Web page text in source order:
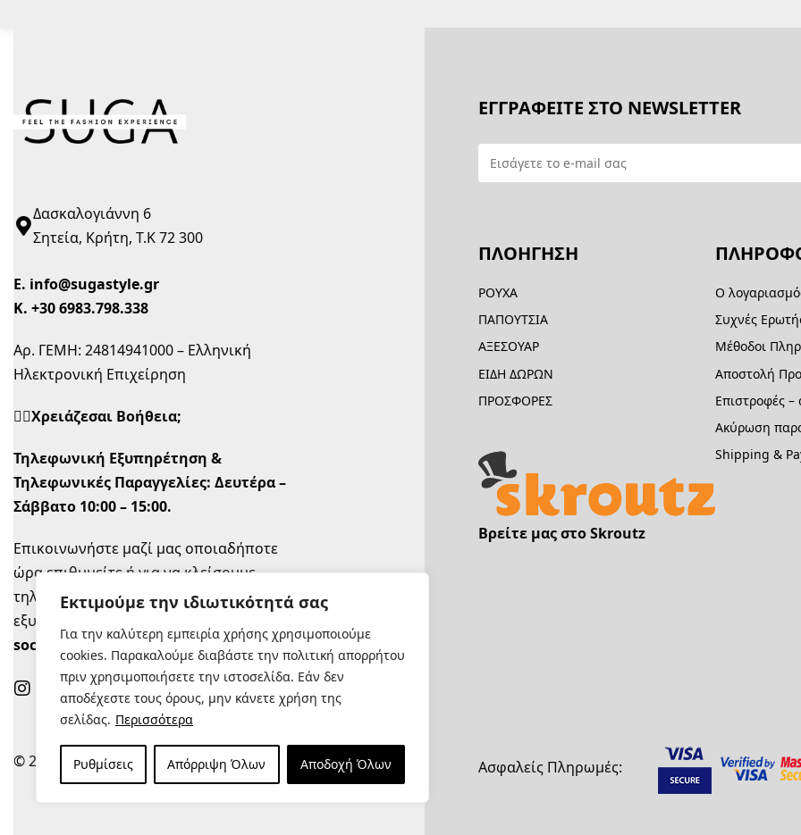
Εκτιμούμε την ιδιωτικότητά σας
Για την καλύτερη εμπειρία χρήσης χρησιμοποιούμε
cookies. Παρακαλούμε διαβάστε την πολιτική απορρήτου
πριν χρησιμοποιήσετε την ιστοσελίδα. Εάν δεν
αποδέχεστε τους όρους, μην κάνετε χρήση της
σελίδας. Περισσότερα
Ρυθμίσεις Απόρριψη Όλων Αποδοχή Όλων
Δασκαλογιάννη 6
Σητεία, Κρήτη, Τ.Κ 72 300
Ε. info@sugastyle.gr
Κ. +30 6983.798.338
Αρ. ΓΕΜΗ: 24814941000 – Ελληνική
Ηλεκτρονική Επιχείρηση
🙋‍♀️Χρειάζεσαι Βοήθεια;
Τηλεφωνική Εξυπηρέτηση &
Τηλεφωνικές Παραγγελίες: Δευτέρα –
Σάββατο 10:00 – 15:00.
Επικοινωνήστε μαζί μας οποιαδήποτε
ώρα επιθυμείτε ή για να κλείσουμε
τηλεφωνικό ραντεβού την ώρα που σας
εξυπηρετεί στο
social
.
ΕΓΓΡΑΦΕΙΤΕ ΣΤΟ NEWSLETTER
ΠΛΟΗΓΗΣΗ
ΡΟΥΧΑ
ΠΑΠΟΥΤΣΙΑ
ΑΞΕΣΟΥΑΡ
ΕΙΔΗ ΔΩΡΩΝ
ΠΡΟΣΦΟΡΕΣ
Βρείτε μας στο Skroutz
Ο
Συχνές
Μέθοδοι
Αποστολή
Επιστροφές –
Ακύρωση
Shipping &
© 2022 |Κατασκευή Eshop Ασφαλείς Πληρωμές: